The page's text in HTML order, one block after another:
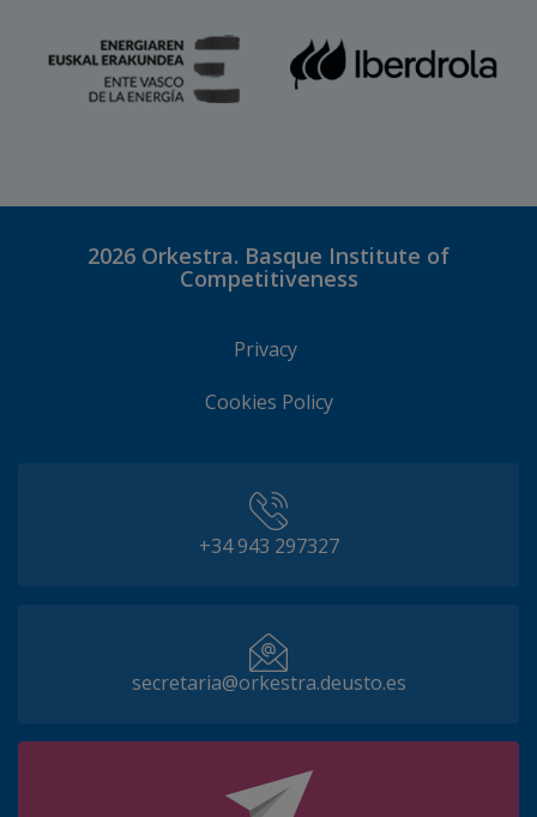
2026 Orkestra. Basque Institute of
Competitiveness
Privacy
Cookies Policy
+34 943 297327
secretaria@orkestra.deusto.es